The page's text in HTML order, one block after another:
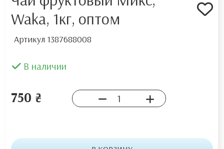
Waka, 1кг, оптом
Артикул 1387688008
В наличии
750 ₴